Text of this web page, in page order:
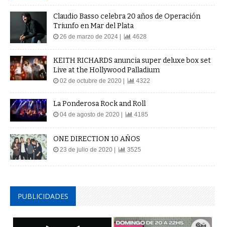
Claudio Basso celebra 20 años de Operación
Triunfo en Mar del Plata
26 de marzo de 2024 | 4628
KEITH RICHARDS anuncia super deluxe box set
Live at the Hollywood Palladium
02 de octubre de 2020 | 4322
La Ponderosa Rock and Roll
04 de agosto de 2020 | 4185
ONE DIRECTION 10 AÑOS
23 de julio de 2020 | 3525
PUBLICIDADES